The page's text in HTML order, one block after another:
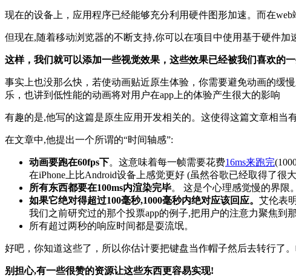
现在的设备上，应用程序已经能够充分利用硬件图形加速。而在web
但现在,随着移动浏览器的不断支持,你可以在项目中使用基于硬件加
这样，我们就可以添加一些视觉效果，这些效果已经被我们喜欢的一
事实上也没那么快，若使动画贴近原生体验，你需要避免动画的缓
乐，也讲到低性能的动画将对用户在app上的体验产生很大的影响
有趣的是,他写的这篇是原生应用开发相关的。这使得这篇文章相当
在文章中,他提出一个所谓的“时间轴感”:
动画要跑在60fps下。这意味着每一帧需要花费16ms来跑完
在iPhone上比Android设备上感觉更好 (虽然谷歌已经取得了很
所有东西都要在100ms内渲染完毕。 这是个心理感觉慢的界限
如果它绝对得超过100毫秒,1000毫秒内绝对应该回应。 艾伦表
我们之前研究过的那个投票app的例子,把用户的注意力聚焦到
所有超过两秒的响应时间都是耍流氓。
好吧，你知道这些了，所以你估计要把键盘当作帽子然后去转行了
别担心,有一些很赞的资源让这些东西更容易实现!